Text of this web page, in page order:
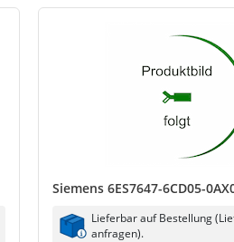
Siemens 6ES7647-6CD05-
Lieferbar auf Bestellung
anfragen).